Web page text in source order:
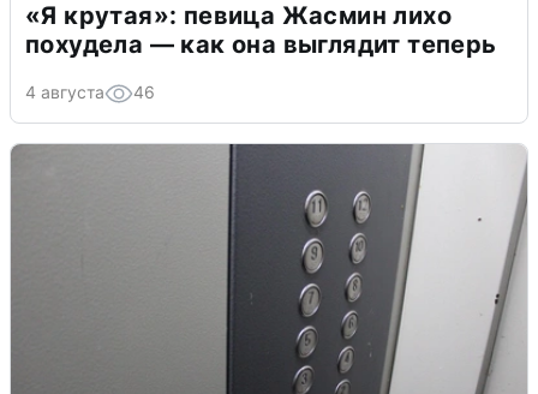
«Я крутая»: певица Жасмин лихо
похудела — как она выглядит теперь
4 августа 46